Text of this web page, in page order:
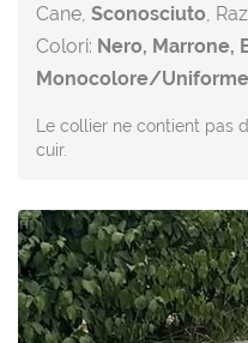
Cane, Sconosciuto,
Colori: Nero, Marrone,
Monocolore/Uniforme
Le collier ne contient pas
cuir.